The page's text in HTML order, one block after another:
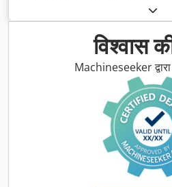
विश्वास
Machineseeker